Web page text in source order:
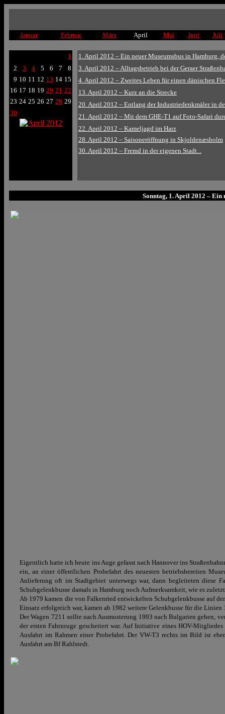
Januar Februar März April Mai Juni Juli
1
2
3 4 5 6 7
8
9 10 11 12 13 14 15
16 17 18 19 20 21 22
23 24 25 26 27 28 29
30
1. April 2012 – Ein neuer Museumsbus in Hamburg,
3. April 2012 – Alltagsbetrieb bei der Geraer
4. April 2012 – Zweites Leben für einen dänischen
13. April 2012 – Kurz an die Strecke
20. April 2012 – Entlang der Industriedenkmäler in
21. April 2012 – Mit dem GHE-T1 auf Foto-Safari
22. April 2012 – Kameljagd im Harz
28. April 2012 – Saisoneröffnung in Skjoldenæsholm
30. April 2012 – Fremd in der eigenen Stadt...
Sonntag, 1. April 2012 – Ein
Eigentlich hatte ich heute ins Auge gefasst nach Hannover ins
ein, an einer öffentlichen Probefahrt des neuesten betriebsbereiten
Anlieferung oft im Stadtgebiet unterwegs war, dann begleiteten diese
Schubgelenkbusse damals in Hamburg noch Aufmerksamkeit, wie es
Ab 1979 kamen die von Falkenried entwickelten Schubgelenkbusse auf
Einsatz erfolgreich war, kamen ab 1982 weitere Gelenkbusse für die
Der Wagen 7211 sollte nach Ausmusterung 1993 nach Bulgarien gehen,
der ersten Fahrzeuge gescheitert war. Auf Initiative eines HOV-
Ausfahrt im Rahmen einer Probefahrt. Der VW-T3 rechts im Bild ist
Ausfahrt am Bf Rahlstedt.